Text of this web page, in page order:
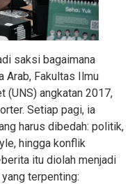
saksi bagaimana
Arab, Fakultas Ilmu
(UNS) angkatan 2017,
Setiap pagi, ia
harus dibedah: politik,
hingga konflik
itu diolah menjadi
terpenting: